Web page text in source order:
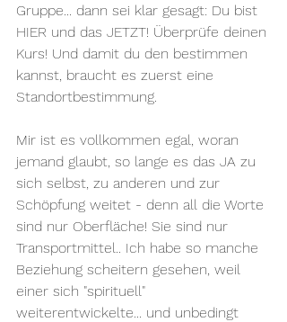
Gruppe... dann sei klar gesagt: Du bist
HIER und das JETZT! Überprüfe deinen
Kurs! Und damit du den bestimmen
kannst, braucht es zuerst eine
Standortbestimmung.
Mir ist es vollkommen egal, woran
jemand glaubt, so lange es das JA zu
sich selbst, zu anderen und zur
Schöpfung weitet - denn all die Worte
sind nur Oberfläche! Sie sind nur
Transportmittel.. Ich habe so manche
Beziehung scheitern gesehen, weil
einer sich "spirituell"
weiterentwickelte... und unbedingt